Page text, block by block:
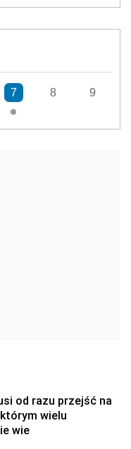
7 8 9
od razu przejść na
wielu
wie